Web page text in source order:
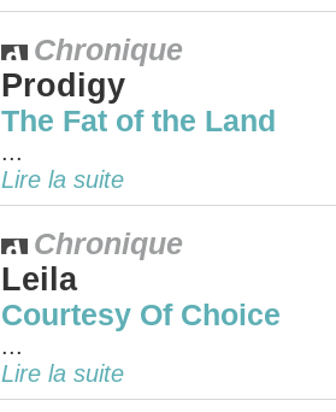
Chronique
Prodigy
The Fat of the Land
...
Lire la suite
Chronique
Leila
Courtesy Of Choice
...
Lire la suite